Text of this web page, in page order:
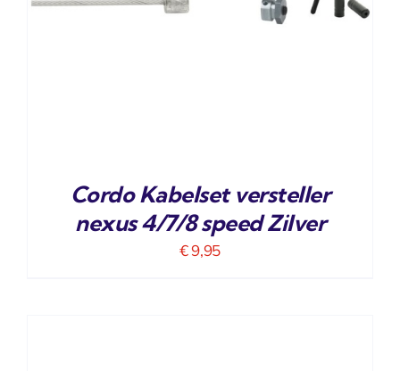
Cordo Kabelset versteller
nexus 4/7/8 speed Zilver
€9,95